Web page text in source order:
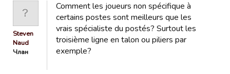
Steven
Naud
Члан
Comment les joueurs non spécifique à
certains postes sont meilleurs que les
vrais spécialiste du postés? Surtout les
troisième ligne en talon ou piliers par
exemple?